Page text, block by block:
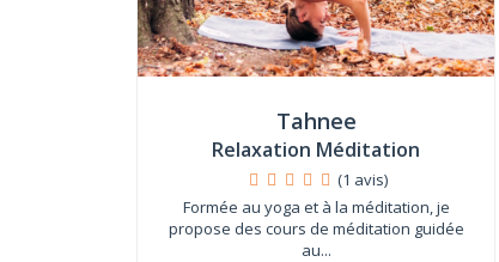
Tahnee
Relaxation Méditation
(1 avis)
Formée au yoga et à la méditation, je
propose des cours de méditation guidée
au...